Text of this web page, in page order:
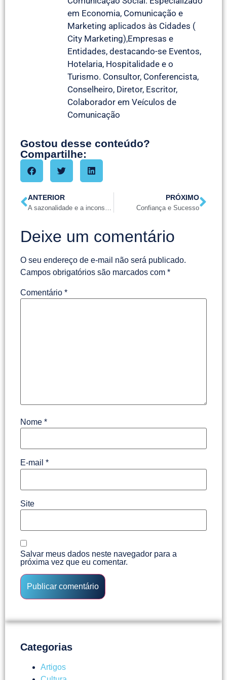
em Economia, Comunicação e
Marketing aplicados às Cidades (
City Marketing),Empresas e
Entidades, destacando-se Eventos,
Hotelaria, Hospitalidade e o
Turismo. Consultor, Conferencista,
Conselheiro, Diretor, Escritor,
Colaborador em Veículos de
Comunicação
Gostou desse conteúdo?
Compartilhe:
ANTERIOR
A sazonalidade e a inconstância no mercado turístico e da hospitalidade
PRÓXIMO
Confiança e Sucesso
Deixe um comentário
O seu endereço de e-mail não será publicado.
Campos obrigatórios são marcados com *
Comentário *
Nome *
E-mail *
Site
Salvar meus dados neste navegador para a
próxima vez que eu comentar.
Categorias
Artigos